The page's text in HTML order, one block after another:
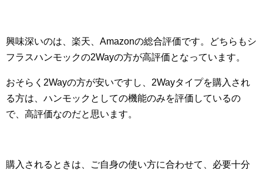
興味深いのは、楽天、Amazonの総合評価です。どちらもシ
フラスハンモックの2Wayの方が高評価となっています。
おそらく2Wayの方が安いですし、2Wayタイプを購入され
る方は、ハンモックとしての機能のみを評価しているの
で、高評価なのだと思います。
購入されるときは、ご自身の使い方に合わせて、必要十分